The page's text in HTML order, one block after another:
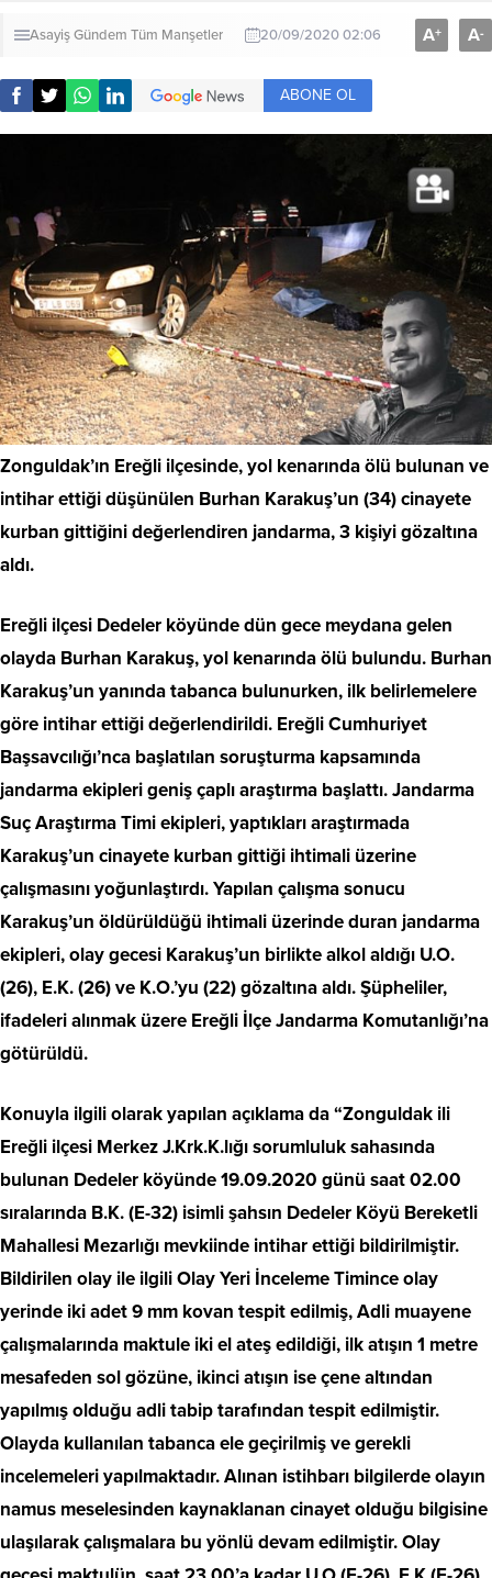
AsayişGündem Tüm Manşetler 20/09/2020 02:06 A+ A-
ABONE OL
Zonguldak’ın Ereğli ilçesinde, yol kenarında ölü bulunan ve
intihar ettiği düşünülen Burhan Karakuş’un (34) cinayete
kurban gittiğini değerlendiren jandarma, 3 kişiyi gözaltına
aldı.
Ereğli ilçesi Dedeler köyünde dün gece meydana gelen
olayda Burhan Karakuş, yol kenarında ölü bulundu. Burhan
Karakuş’un yanında tabanca bulunurken, ilk belirlemelere
göre intihar ettiği değerlendirildi. Ereğli Cumhuriyet
Başsavcılığı’nca başlatılan soruşturma kapsamında
jandarma ekipleri geniş çaplı araştırma başlattı. Jandarma
Suç Araştırma Timi ekipleri, yaptıkları araştırmada
Karakuş’un cinayete kurban gittiği ihtimali üzerine
çalışmasını yoğunlaştırdı. Yapılan çalışma sonucu
Karakuş’un öldürüldüğü ihtimali üzerinde duran jandarma
ekipleri, olay gecesi Karakuş’un birlikte alkol aldığı U.O.
(26), E.K. (26) ve K.O.’yu (22) gözaltına aldı. Şüpheliler,
ifadeleri alınmak üzere Ereğli İlçe Jandarma Komutanlığı’na
götürüldü.
Konuyla ilgili olarak yapılan açıklama da “Zonguldak ili
Ereğli ilçesi Merkez J.Krk.K.lığı sorumluluk sahasında
bulunan Dedeler köyünde 19.09.2020 günü saat 02.00
sıralarında B.K. (E-32) isimli şahsın Dedeler Köyü Bereketli
Mahallesi Mezarlığı mevkiinde intihar ettiği bildirilmiştir.
Bildirilen olay ile ilgili Olay Yeri İnceleme Timince olay
yerinde iki adet 9 mm kovan tespit edilmiş, Adli muayene
çalışmalarında maktule iki el ateş edildiği, ilk atışın 1 metre
mesafeden sol gözüne, ikinci atışın ise çene altından
yapılmış olduğu adli tabip tarafından tespit edilmiştir.
Olayda kullanılan tabanca ele geçirilmiş ve gerekli
incelemeleri yapılmaktadır. Alınan istihbarı bilgilerde olayın
namus meselesinden kaynaklanan cinayet olduğu bilgisine
ulaşılarak çalışmalara bu yönlü devam edilmiştir. Olay